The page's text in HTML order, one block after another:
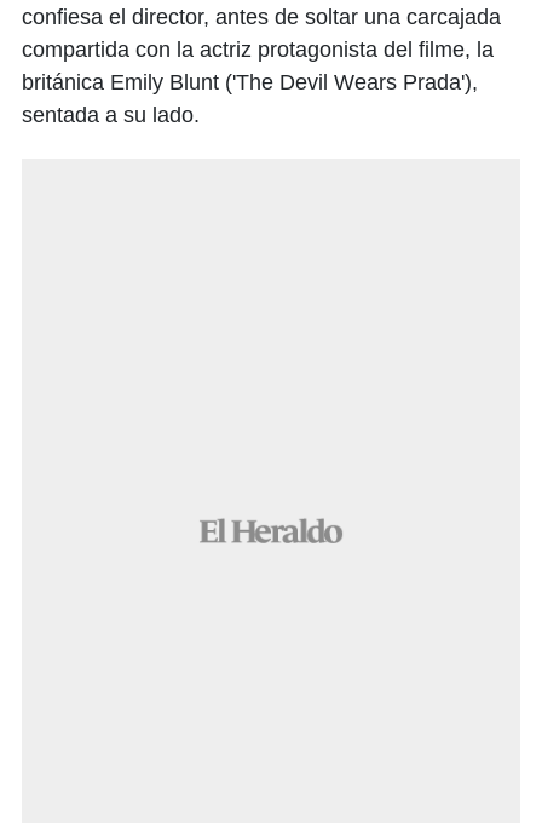
confiesa el director, antes de soltar una carcajada
compartida con la actriz protagonista del filme, la
británica Emily Blunt ('The Devil Wears Prada'),
sentada a su lado.